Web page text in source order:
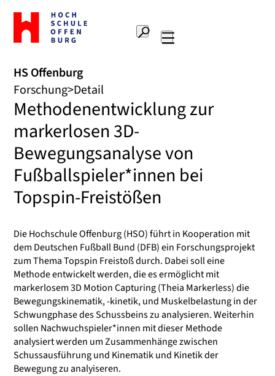
Zur
Startseite
Hochschule
Suche
HS Offenburg
Forschung Detail
Methodenentwicklung zur
markerlosen 3D-
Bewegungsanalyse von
Fußballspieler*innen bei
Topspin-Freistößen
Die Hochschule Offenburg (HSO) führt in Kooperation mit
dem Deutschen Fußball Bund (DFB) ein Forschungsprojekt
zum Thema Topspin Freistoß durch. Dabei soll eine
Methode entwickelt werden, die es ermöglicht mit
markerlosem 3D Motion Capturing (Theia Markerless) die
Bewegungskinematik, -kinetik, und Muskelbelastung in der
Schwungphase des Schussbeins zu analysieren. Weiterhin
sollen Nachwuchspieler*innen mit dieser Methode
analysiert werden um Zusammenhänge zwischen
Schussausführung und Kinematik und Kinetik der
Bewegung zu analyiseren.